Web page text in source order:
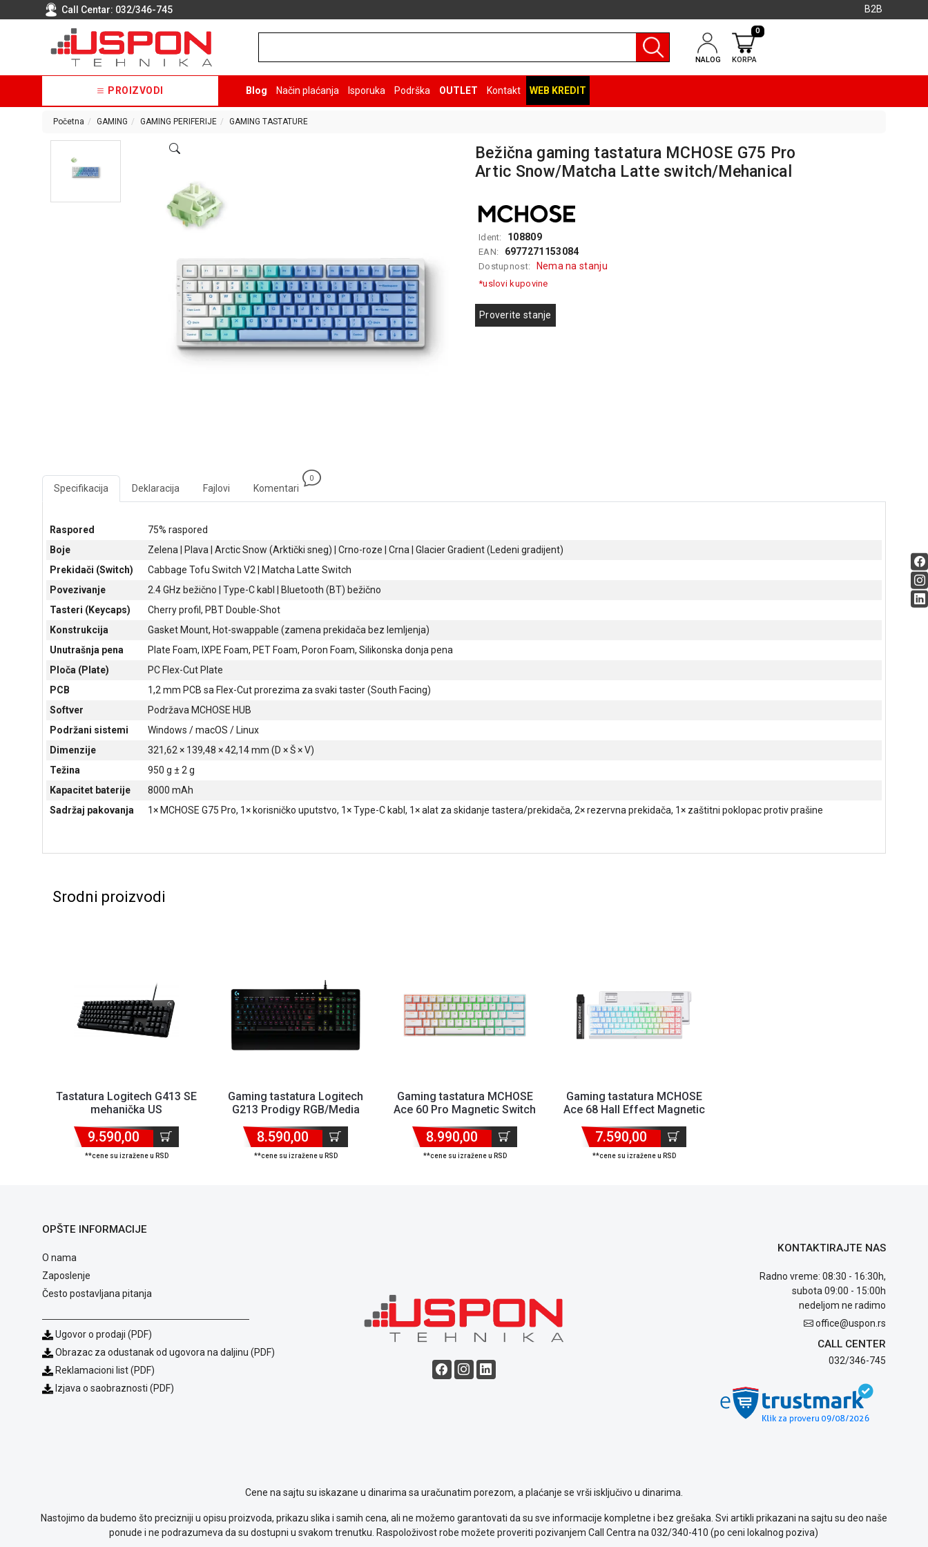
Call Centar: 032/346-745 B2B
NALOG KORPA
0
PROIZVODI Blog Način plaćanja Isporuka Podrška OUTLET Kontakt WEB KREDIT
Početna GAMING GAMING PERIFERIJE GAMING TASTATURE
Bežična gaming tastatura MCHOSE G75 Pro
Artic Snow/Matcha Latte switch/Mehanical
Ident: 108809
EAN: 6977271153084
Dostupnost: Nema na stanju
*uslovi kupovine
Proverite stanje
Specifikacija Deklaracija Fajlovi Komentari
0
Raspored
75% raspored
Boje
Zelena | Plava | Arctic Snow (Arktički sneg) | Crno-roze | Crna | Glacier Gradient (Ledeni gradijent)
Prekidači (Switch)
Cabbage Tofu Switch V2 | Matcha Latte Switch
Povezivanje
2.4 GHz bežično | Type-C kabl | Bluetooth (BT) bežično
Tasteri (Keycaps)
Cherry profil, PBT Double-Shot
Konstrukcija
Gasket Mount, Hot-swappable (zamena prekidača bez lemljenja)
Unutrašnja pena
Plate Foam, IXPE Foam, PET Foam, Poron Foam, Silikonska donja pena
Ploča (Plate)
PC Flex-Cut Plate
PCB
1,2 mm PCB sa Flex-Cut prorezima za svaki taster (South Facing)
Softver
Podržava MCHOSE HUB
Podržani sistemi
Windows / macOS / Linux
Dimenzije
321,62 × 139,48 × 42,14 mm (D × Š × V)
Težina
950 g ± 2 g
Kapacitet baterije
8000 mAh
Sadržaj pakovanja
1× MCHOSE G75 Pro, 1× korisničko uputstvo, 1× Type-C kabl, 1× alat za skidanje tastera/prekidača, 2× rezervna prekidača, 1× zaštitni poklopac protiv prašine
Srodni proizvodi
Tastatura Logitech G413 SE
mehanička US
9.590,00
**cene su izražene u RSD
Gaming tastatura Logitech
G213 Prodigy RGB/Media
8.590,00
**cene su izražene u RSD
Gaming tastatura MCHOSE
Ace 60 Pro Magnetic Switch
8.990,00
**cene su izražene u RSD
Gaming tastatura MCHOSE
Ace 68 Hall Effect Magnetic
7.590,00
**cene su izražene u RSD
OPŠTE INFORMACIJE
O nama
Zaposlenje
Često postavljana pitanja
Ugovor o prodaji (PDF)
Obrazac za odustanak od ugovora na daljinu (PDF)
Reklamacioni list (PDF)
Izjava o saobraznosti (PDF)
KONTAKTIRAJTE NAS
Radno vreme: 08:30 - 16:30h,
subota 09:00 - 15:00h
nedeljom ne radimo
office@uspon.rs
CALL CENTER
032/346-745
Cene na sajtu su iskazane u dinarima sa uračunatim porezom, a plaćanje se vrši isključivo u dinarima.
Nastojimo da budemo što precizniji u opisu proizvoda, prikazu slika i samih cena, ali ne možemo garantovati da su sve informacije kompletne i bez grešaka. Svi artikli prikazani na sajtu su deo naše
ponude i ne podrazumeva da su dostupni u svakom trenutku. Raspoloživost robe možete proveriti pozivanjem Call Centra na 032/340-410 (po ceni lokalnog poziva)